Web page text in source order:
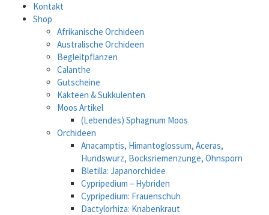
Kontakt
Shop
Afrikanische Orchideen
Australische Orchideen
Begleitpflanzen
Calanthe
Gutscheine
Kakteen & Sukkulenten
Moos Artikel
(Lebendes) Sphagnum Moos
Orchideen
Anacamptis, Himantoglossum, Aceras,
Hundswurz, Bocksriemenzunge, Ohnsporn
Bletilla: Japanorchidee
Cypripedium – Hybriden
Cypripedium: Frauenschuh
Dactylorhiza: Knabenkraut